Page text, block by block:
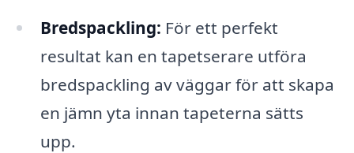
Bredspackling: För ett perfekt
resultat kan en tapetserare utföra
bredspackling av väggar för att skapa
en jämn yta innan tapeterna sätts
upp.